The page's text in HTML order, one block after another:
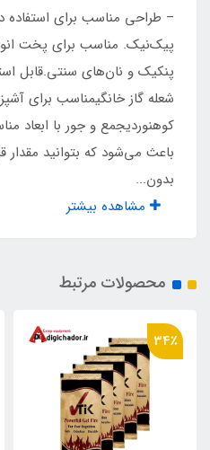
۳ عدد پایه پیچدار
– طراحی مناسب برای استفاده
پیک‌نیک. مناسب برای پخت
پنکیک و نان‌های سنتی.قابل
شعله گاز خانگیمناسب برای
باعث می‌شود که بتوانید مقدار
بدون...
مشاهده بیشتر
محصولات مرتبط
34٪